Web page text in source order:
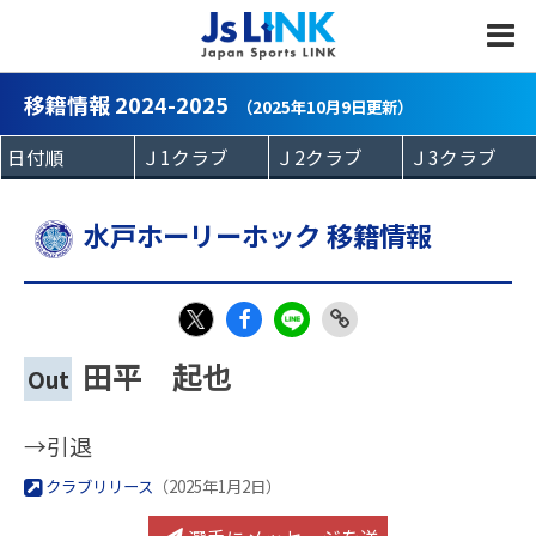
移籍情報 2024-2025 （2025年10月9日更新）
水戸ホーリーホック 移籍情報
X
Out 田平 起也
→引退
クラブリリース （2025年1月2日）